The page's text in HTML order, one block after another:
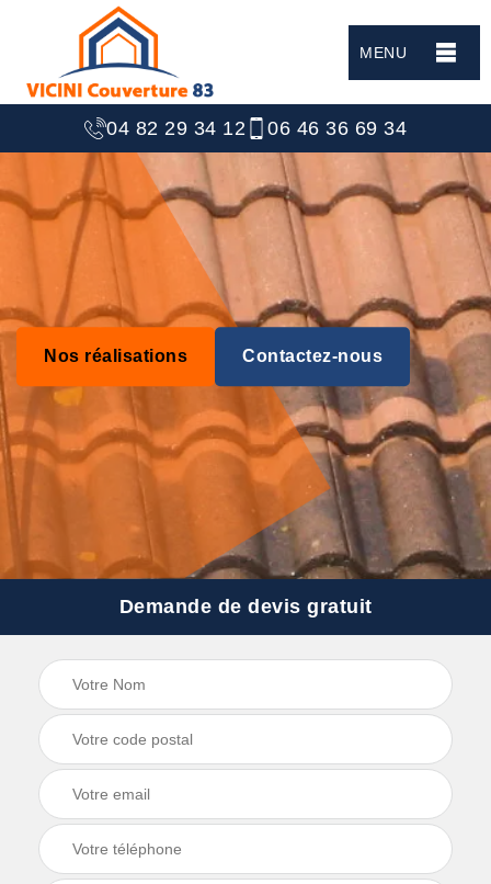
MENU
04 82 29 34 12 06 46 36 69 34
Nos réalisations Contactez-nous
Demande de devis gratuit